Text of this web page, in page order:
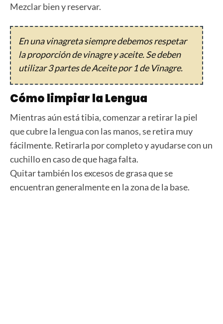
Mezclar bien y reservar.
En una vinagreta siempre debemos respetar
la proporción de vinagre y aceite. Se deben
utilizar 3 partes de Aceite por 1 de Vinagre.
Cómo limpiar la Lengua
Mientras aún está tibia, comenzar a retirar la piel
que cubre la lengua con las manos, se retira muy
fácilmente. Retirarla por completo y ayudarse con un
cuchillo en caso de que haga falta.
Quitar también los excesos de grasa que se
encuentran generalmente en la zona de la base.